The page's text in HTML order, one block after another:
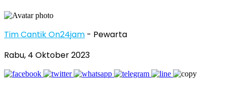
Tim Cantik On24jam - Pewarta
Rabu, 4 Oktober 2023